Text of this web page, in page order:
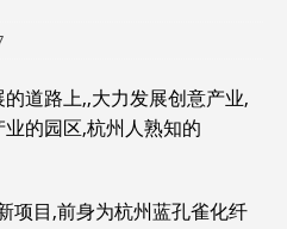
道路上,,大力发展创意产业,
的园区,杭州人熟知的
项目,前身为杭州蓝孔雀化纤